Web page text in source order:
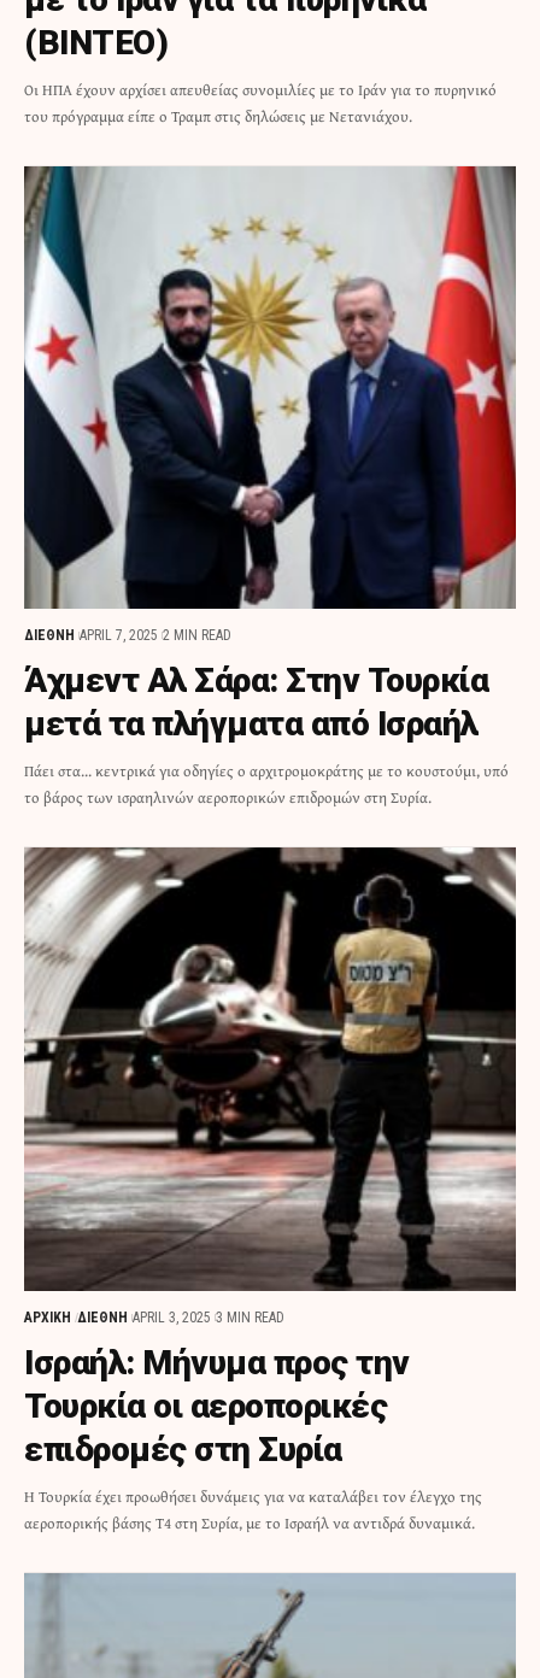
(ΒΙΝΤΕΟ)
Οι ΗΠΑ έχουν αρχίσει απευθείας συνομιλίες με το Ιράν για το πυρηνικό
του πρόγραμμα είπε ο Τραμπ στις δηλώσεις με Νετανιάχου.
ΔΙΕΘΝΗ APRIL 7, 2025 2 MIN READ
Άχμεντ Αλ Σάρα: Στην Τουρκία
μετά τα πλήγματα από Ισραήλ
Πάει στα... κεντρικά για οδηγίες ο αρχιτρομοκράτης με το κουστούμι, υπό
το βάρος των ισραηλινών αεροπορικών επιδρομών στη Συρία.
ΑΡΧΙΚΗ ΔΙΕΘΝΗ APRIL 3, 2025 3 MIN READ
Ισραήλ: Μήνυμα προς την
Τουρκία οι αεροπορικές
επιδρομές στη Συρία
Η Τουρκία έχει προωθήσει δυνάμεις για να καταλάβει τον έλεγχο της
αεροπορικής βάσης Τ4 στη Συρία, με το Ισραήλ να αντιδρά δυναμικά.